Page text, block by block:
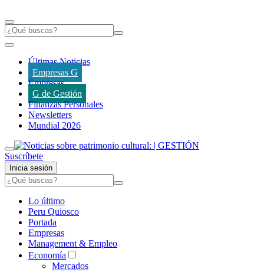
Últimas Noticias
Empresas G
Empresas
G de Gestión
Finanzas Personales
Newsletters
Mundial 2026
Suscríbete
Inicia sesión
Lo último
Peru Quiosco
Portada
Empresas
Management & Empleo
Economía
Mercados